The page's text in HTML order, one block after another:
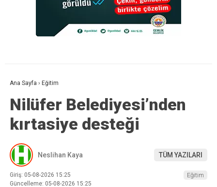
Ana Sayfa › Eğitim
Nilüfer Belediyesi’nden
kırtasiye desteği
Neslihan Kaya TÜM YAZILARI
Giriş: 05-08-2026 15:25
Güncelleme: 05-08-2026 15:25
Eğitim